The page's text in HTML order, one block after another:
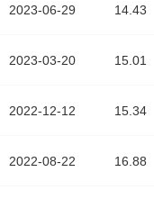
2023-06-29
2023-03-20
2022-12-12
2022-08-22
14.43
15.01
15.34
16.88